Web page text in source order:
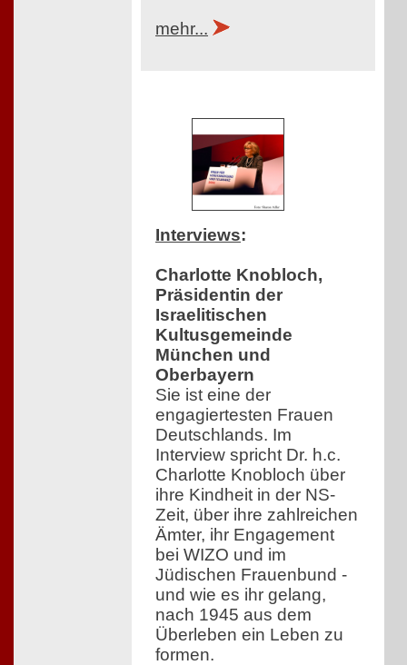
mehr...
Interviews:
Charlotte Knobloch,
Präsidentin der
Israelitischen
Kultusgemeinde
München und
Oberbayern
Sie ist eine der
engagiertesten Frauen
Deutschlands. Im
Interview spricht Dr. h.c.
Charlotte Knobloch über
ihre Kindheit in der NS-
Zeit, über ihre zahlreichen
Ämter, ihr Engagement
bei WIZO und im
Jüdischen Frauenbund -
und wie es ihr gelang,
nach 1945 aus dem
Überleben ein Leben zu
formen.